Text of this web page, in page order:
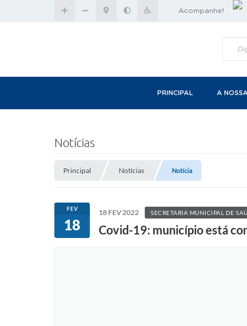
Acompanhe!
PRINCIPAL A
Notícias
Principal Notícias Notícia
FEV
18
18 FEV 2022 SECRETARIA MUNICIPAL DE
Covid-19: município está